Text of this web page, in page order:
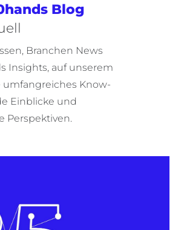
Blog
Branchen News
Insights, auf unserem
umfangreiches Know-
Einblicke und
Perspektiven.